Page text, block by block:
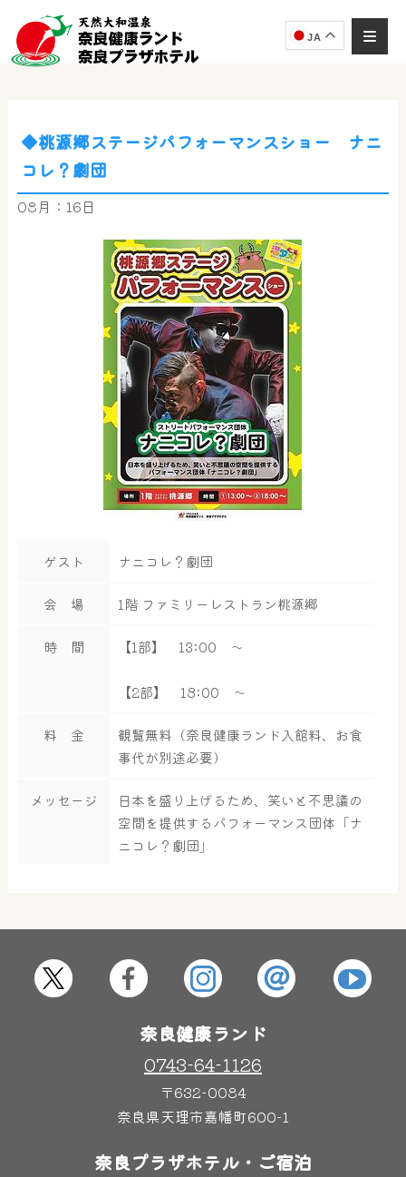
JA
大浴場 サウナ・岩盤浴
奈良わんぱくランド
はしゃきっズ
ボディケア
◆桃源郷ステージパフォーマンスショー ナニ
コレ？劇団
08月：16日
ゲスト ナニコレ？劇団
会 場 1階 ファミリーレストラン桃源郷
時 間 【1部】 13:00 ～
【2部】 18:00 ～
料 金
観覧無料（奈良健康ランド入館料、お食
事代が別途必要）
メッセージ
日本を盛り上げるため、笑いと不思議の
空間を提供するパフォーマンス団体「ナ
ニコレ？劇団」
奈良健康ランド
0743-64-1126
〒632-0084
奈良県天理市嘉幡町600-1
奈良プラザホテル・ご宿泊